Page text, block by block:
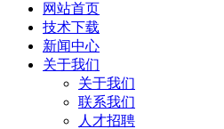
网站首页
技术下载
新闻中心
关于我们
关于我们
联系我们
人才招聘